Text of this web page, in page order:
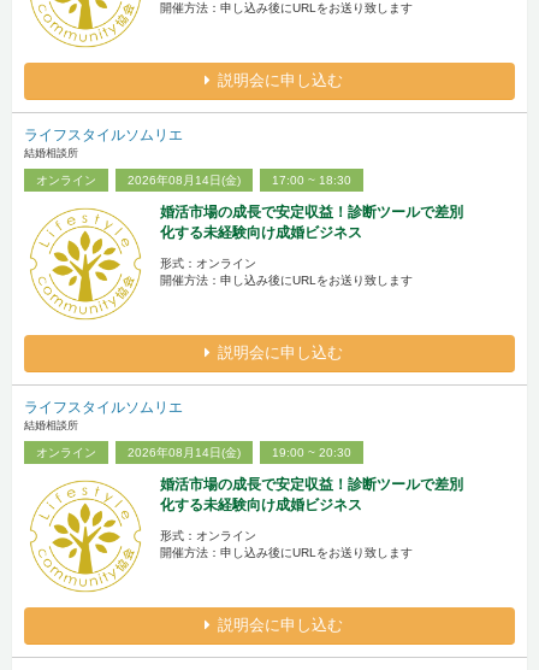
開催方法：申し込み後にURLをお送り致します
説明会に申し込む
ライフスタイルソムリエ
結婚相談所
オンライン 2026年08月14日(金) 17:00 ~ 18:30
婚活市場の成長で安定収益！診断ツールで差別
化する未経験向け成婚ビジネス
形式：オンライン
開催方法：申し込み後にURLをお送り致します
説明会に申し込む
ライフスタイルソムリエ
結婚相談所
オンライン 2026年08月14日(金) 19:00 ~ 20:30
婚活市場の成長で安定収益！診断ツールで差別
化する未経験向け成婚ビジネス
形式：オンライン
開催方法：申し込み後にURLをお送り致します
説明会に申し込む